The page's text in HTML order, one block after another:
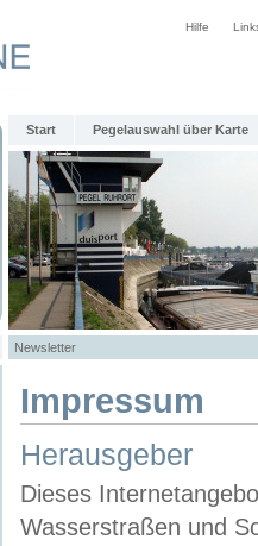
Hilfe
Start Pegelauswahl über Karte
Newsletter
Impressum
Herausgeber
Dieses
Wasserstraßen und